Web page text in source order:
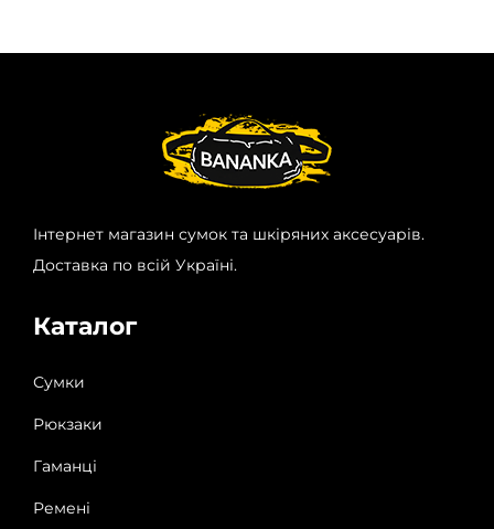
Інтернет магазин сумок та шкіряних аксесуарів.
Доставка по всій Україні.
Каталог
Сумки
Рюкзаки
Гаманці
Ремені